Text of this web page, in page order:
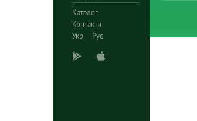
Каталог
Контакти
Укр
Рус